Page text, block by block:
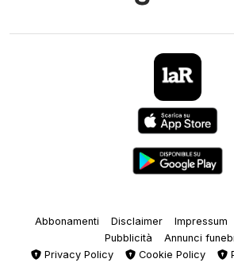
Abbonamenti Disclaimer Impressum
Pubblicità
Annunci
Privacy Policy
Cookie Policy